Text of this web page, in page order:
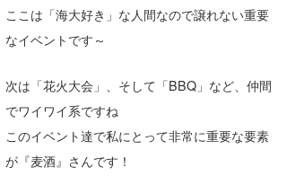
ここは「海大好き」な人間なので譲れない重要
なイベントです～
次は「花火大会」、そして「BBQ」など、仲間
でワイワイ系ですね
このイベント達で私にとって非常に重要な要素
が『麦酒』さんです！
KOBU
KY
MIN
mitz
OYZ